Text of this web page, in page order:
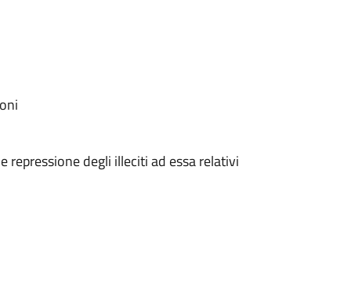
repressione degli illeciti ad essa relativi